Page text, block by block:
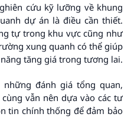
cứu kỹ lưỡng về khung
dự án là điều cần thiết.
tự trong khu vực cũng như
xung quanh có thể giúp
tăng giá trong tương lai.
đánh giá tổng quan,
vẫn nên dựa vào các tư
tin chính thống để đảm bảo